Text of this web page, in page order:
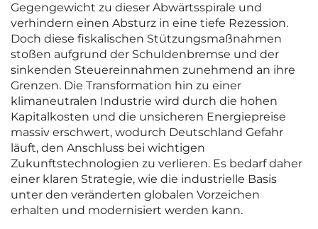
Gegengewicht zu dieser Abwärtsspirale und
verhindern einen Absturz in eine tiefe Rezession.
Doch diese fiskalischen Stützungsmaßnahmen
stoßen aufgrund der Schuldenbremse und der
sinkenden Steuereinnahmen zunehmend an ihre
Grenzen. Die Transformation hin zu einer
klimaneutralen Industrie wird durch die hohen
Kapitalkosten und die unsicheren Energiepreise
massiv erschwert, wodurch Deutschland Gefahr
läuft, den Anschluss bei wichtigen
Zukunftstechnologien zu verlieren. Es bedarf daher
einer klaren Strategie, wie die industrielle Basis
unter den veränderten globalen Vorzeichen
erhalten und modernisiert werden kann.